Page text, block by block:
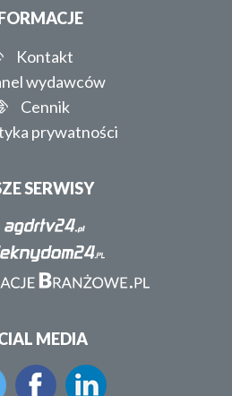
Kontakt
wydawców
Cennik
prywatności
SERWISY
MEDIA